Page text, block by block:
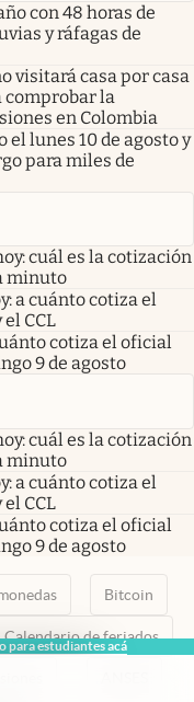
para estudiantes acá
con 48 horas de
y ráfagas de
visitará casa por casa
la
en Colombia
el lunes 10 de agosto y
para miles de
cuál es la cotización
minuto
a cuánto cotiza el
CCL
cotiza el oficial
9 de agosto
cuál es la cotización
minuto
a cuánto cotiza el
CCL
cotiza el oficial
9 de agosto
Bitcoin
Calendario de feriados